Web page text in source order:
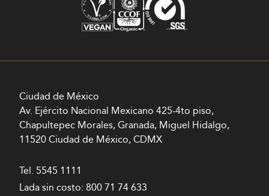
Ciudad de México
Av. Ejército Nacional Mexicano 425-4to piso,
Chapultepec Morales, Granada, Miguel Hidalgo,
11520 Ciudad de México, CDMX
Tel. 5545 1111
Lada sin costo: 800 71 74 633